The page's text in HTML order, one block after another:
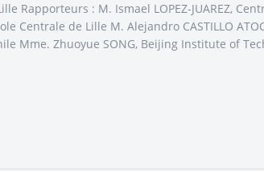
Rapporteurs : M. Ismael LOPEZ-JUAREZ,
Centrale de Lille M. Alejandro CASTILLO
Mme. Zhuoyue SONG, Beijing Institute of